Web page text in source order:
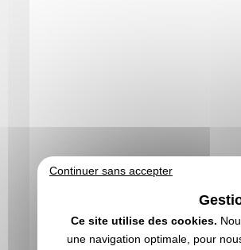
A partir de0,16 €HT
Continuer sans accepter
Ce site utilise des cookies.
une navigation optimale, pour